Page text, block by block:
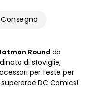
Consegna
Round da
di stoviglie,
per feste per
DC Comics!